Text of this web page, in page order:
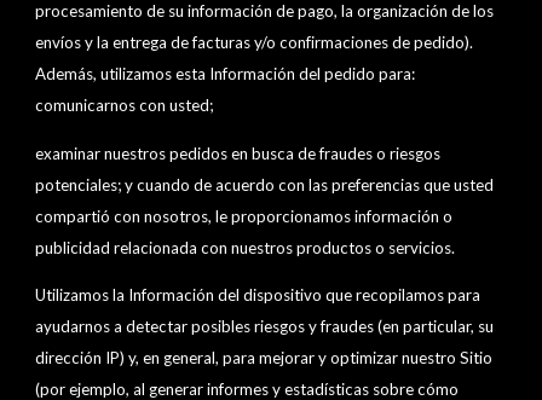
procesamiento de su información de pago, la organización de los
envíos y la entrega de facturas y/o confirmaciones de pedido).
Además, utilizamos esta Información del pedido para:
comunicarnos con usted;
examinar nuestros pedidos en busca de fraudes o riesgos
potenciales; y cuando de acuerdo con las preferencias que usted
compartió con nosotros, le proporcionamos información o
publicidad relacionada con nuestros productos o servicios.
Utilizamos la Información del dispositivo que recopilamos para
ayudarnos a detectar posibles riesgos y fraudes (en particular, su
dirección IP) y, en general, para mejorar y optimizar nuestro Sitio
(por ejemplo, al generar informes y estadísticas sobre cómo